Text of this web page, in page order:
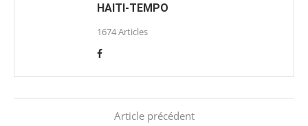
HAITI-TEMPO
1674 Articles
Article précédent